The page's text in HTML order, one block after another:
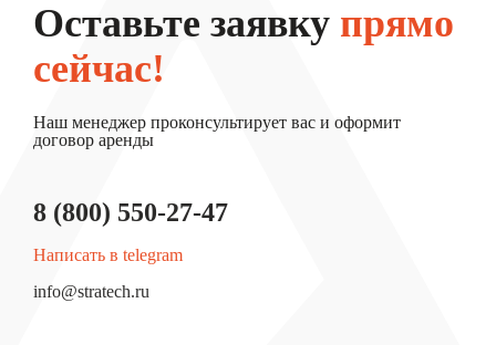
Оставьте заявку прямо
сейчас!
Наш менеджер проконсультирует вас и оформит
договор аренды
8 (800) 550-27-47
Написать в telegram
info@stratech.ru